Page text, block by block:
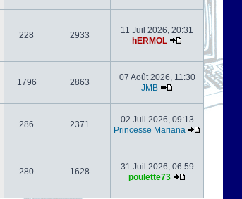
228 2933
11 Juil 2026, 20:31
hERMOL
1796 2863
07 Août 2026, 11:30
JMB
286 2371
02 Juil 2026, 09:13
Princesse Mariana
280 1628
31 Juil 2026, 06:59
poulette73